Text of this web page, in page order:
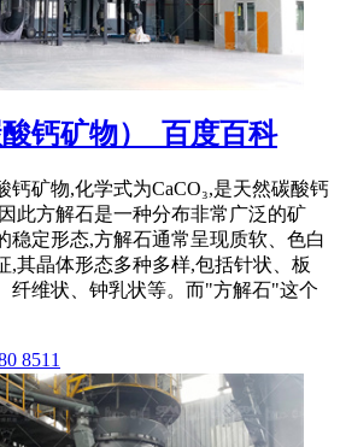
钙矿物）_百度百科
钙矿物,化学式为CaCO₃,是天然碳酸钙
此方解石是一种分布非常广泛的矿
稳定形态,方解石通常呈现质软、色白
,其晶体形态多种多样,包括针状、板
纤维状、钟乳状等。而"方解石"这个
8511